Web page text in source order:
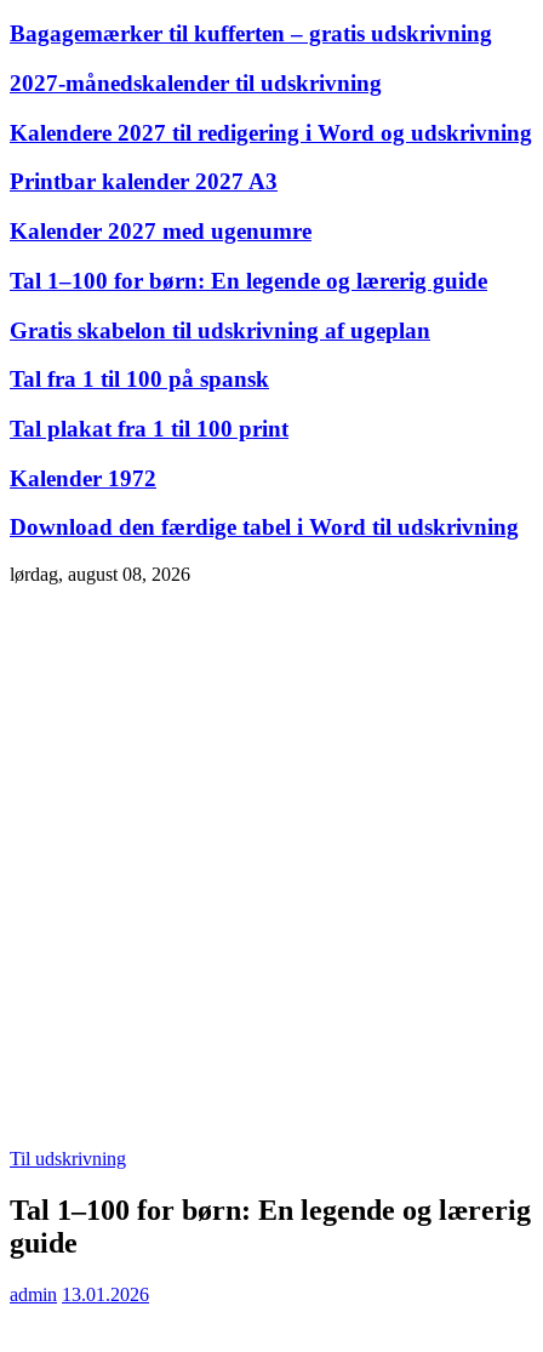
Bagagemærker til kufferten – gratis udskrivning
2027‑månedskalender til udskrivning
Kalendere 2027 til redigering i Word og udskrivning
Printbar kalender 2027 A3
Kalender 2027 med ugenumre
Tal 1–100 for børn: En legende og lærerig guide
Gratis skabelon til udskrivning af ugeplan
Tal fra 1 til 100 på spansk
Tal plakat fra 1 til 100 print
Kalender 1972
Download den færdige tabel i Word til udskrivning
lørdag, august 08, 2026
Til udskrivning
Tal 1–100 for børn: En legende og lærerig
guide
admin 13.01.2026